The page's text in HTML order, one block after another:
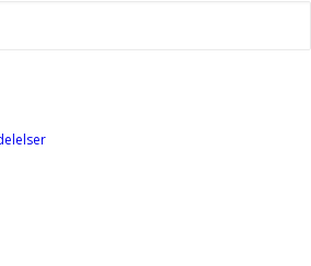
TELMA og leverer
til borgere med KOL, så
med i, hvordan borgerne
udvikler sig. ”Løsningen
og der kommer